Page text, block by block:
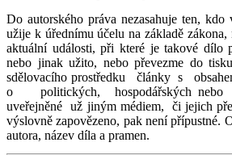
Do autorského práva nezasahuje ten,
užije k úřednímu účelu na základě
aktuální události, při které je takové dílo
nebo jinak užito, nebo převezme do
sdělovacího prostředku články s
o politických, hospodářských nebo
uveřejněné už jiným médiem, či jejich
výslovně zapovězeno, pak není přípustné.
autora, název díla a pramen.